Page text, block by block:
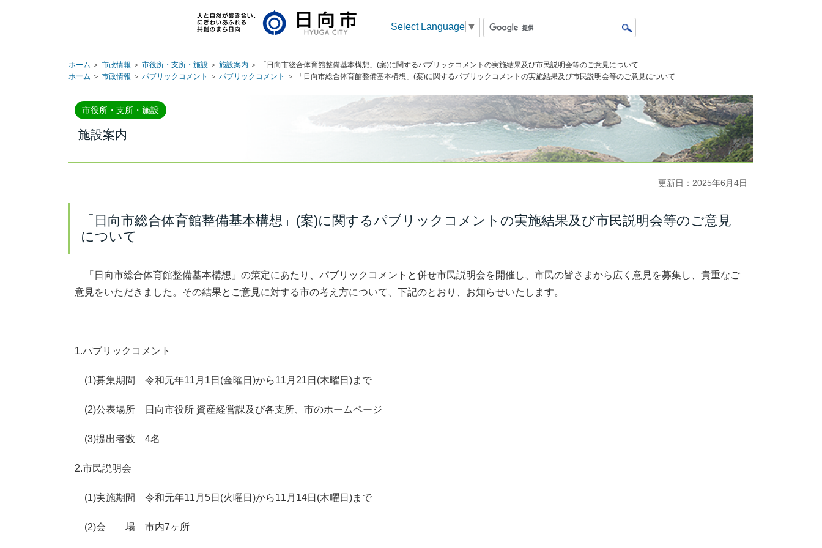
Select Language ▼
ホーム ＞ 市政情報 ＞ 市役所・支所・施設 ＞ 施設案内 ＞ 「日向市総合体育館整備基本構想」(案)に関するパブリックコメントの実施結果及び市民説明会等のご意見について
ホーム ＞ 市政情報 ＞ パブリックコメント ＞ パブリックコメント ＞ 「日向市総合体育館整備基本構想」(案)に関するパブリックコメントの実施結果及び市民説明会等のご意見について
市役所・支所・施設
施設案内
更新日：2025年6月4日
「日向市総合体育館整備基本構想」(案)に関するパブリックコメントの実施結果及び市民説明会等のご意見
について
「日向市総合体育館整備基本構想」の策定にあたり、パブリックコメントと併せ市民説明会を開催し、市民の皆さまから広く意見を募集し、貴重なご
意見をいただきました。その結果とご意見に対する市の考え方について、下記のとおり、お知らせいたします。
1.パブリックコメント
(1)募集期間 令和元年11月1日(金曜日)から11月21日(木曜日)まで
(2)公表場所 日向市役所 資産経営課及び各支所、市のホームページ
(3)提出者数 4名
2.市民説明会
(1)実施期間 令和元年11月5日(火曜日)から11月14日(木曜日)まで
(2)会 場 市内7ヶ所